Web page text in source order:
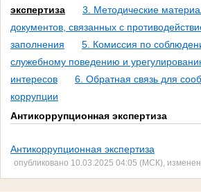
экспертиза
3. Методические
документов, связанных с
заполнения
5. Комиссия по
служебному поведению и
интересов
6. Обратная связь для
коррупции
Антикоррупционная экспертиза
Антикоррупционная экспертиза
опубликовано 10.03.2025 04:05 (МСК),